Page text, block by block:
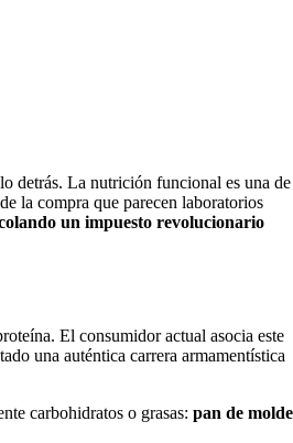
detrás. La nutrición funcional es una de
la compra que parecen laboratorios
un impuesto revolucionario
El consumidor actual asocia este
una auténtica carrera armamentística
carbohidratos o grasas: pan de molde